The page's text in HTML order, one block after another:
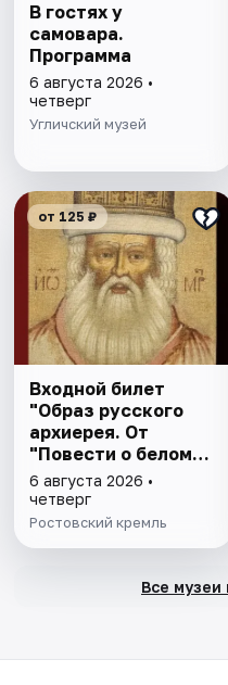
В гостях у
самовара.
Программа
6 августа 2026 •
четверг
Угличский музей
от 125 ₽
Входной билет
"Образ русского
архиерея. От
"Повести о белом
клобуке" до
восстановления
патриаршества"
6 августа 2026 •
четверг
Ростовский кремль
Все музеи